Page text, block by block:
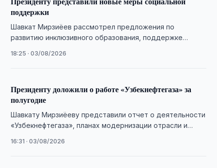
поддержки
Шавкат Мирзиёев рассмотрел предложения по
развитию инклюзивного образования, поддержке
и цифровизации транспортных льгот.
18:25 · 03/08/2026
Президенту доложили о работе «Узбекнефтегаза» за
полугодие
Шавкату Мирзиёеву представили отчет о деятельности
«Узбекнефтегаза», планах модернизации отрасли и
16:31 · 03/08/2026